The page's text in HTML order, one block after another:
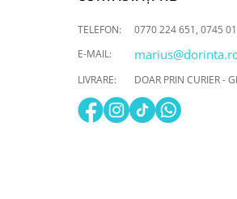
TELEFON: 0770 224 651, 0745
E-MAIL:
LIVRARE: DOAR PRIN CURIER -